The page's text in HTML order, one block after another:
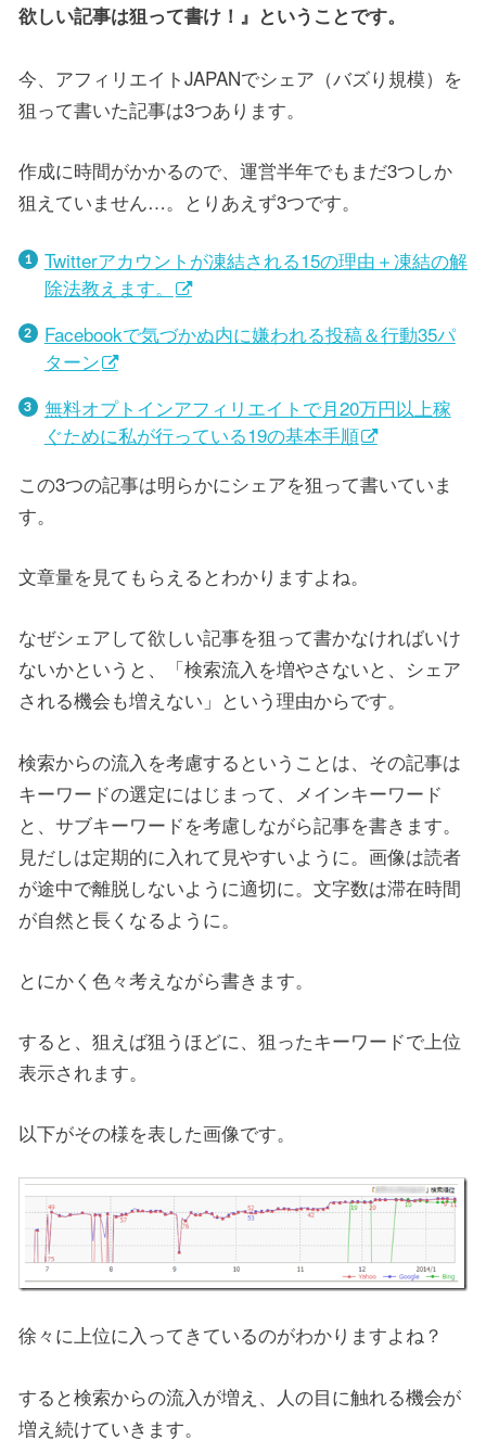
欲しい記事は狙って書け！』ということです。
今、アフィリエイトJAPANでシェア（バズり規模）を
狙って書いた記事は3つあります。
作成に時間がかかるので、運営半年でもまだ3つしか
狙えていません…。とりあえず3つです。
Twitterアカウントが凍結される15の理由＋凍結の解
除法教えます。
Facebookで気づかぬ内に嫌われる投稿＆行動35パ
ターン
無料オプトインアフィリエイトで月20万円以上稼
ぐために私が行っている19の基本手順
この3つの記事は明らかにシェアを狙って書いていま
す。
文章量を見てもらえるとわかりますよね。
なぜシェアして欲しい記事を狙って書かなければいけ
ないかというと、「検索流入を増やさないと、シェア
される機会も増えない」という理由からです。
検索からの流入を考慮するということは、その記事は
キーワードの選定にはじまって、メインキーワード
と、サブキーワードを考慮しながら記事を書きます。
見だしは定期的に入れて見やすいように。画像は読者
が途中で離脱しないように適切に。文字数は滞在時間
が自然と長くなるように。
とにかく色々考えながら書きます。
すると、狙えば狙うほどに、狙ったキーワードで上位
表示されます。
以下がその様を表した画像です。
徐々に上位に入ってきているのがわかりますよね？
すると検索からの流入が増え、人の目に触れる機会が
増え続けていきます。